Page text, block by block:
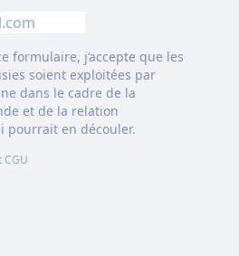
formulaire, j’accepte que les
soient exploitées par
dans le cadre de la
et de la relation
pourrait en découler.